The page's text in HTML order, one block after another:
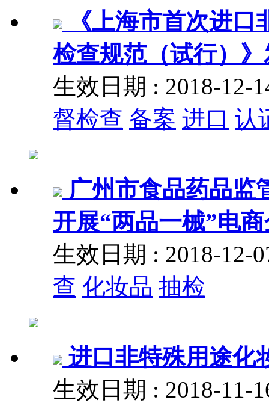
《上海市首次进
检查规范（试行）
生效日期 : 2018-12-
督检查 备案 进口 认
广州市食品药品监
开展“两品一械”电
生效日期 : 2018-12-
查 化妆品 抽检
进口非特殊用途化
生效日期 : 2018-11-